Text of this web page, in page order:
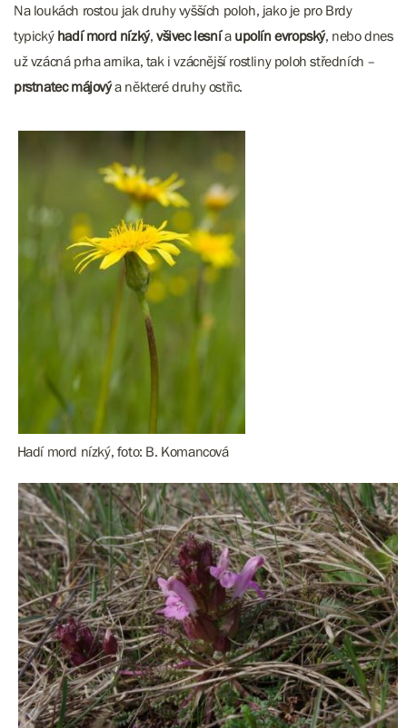
Na loukách rostou jak druhy vyšších poloh, jako je pro Brdy
typický hadí mord nízký,všivec lesnía upolín evropský, nebo dnes
už vzácná prha arnika, tak i vzácnější rostliny poloh středních –
prstnatec májovýa některé druhy ostřic.
Hadí mord nízký, foto: B. Komancová